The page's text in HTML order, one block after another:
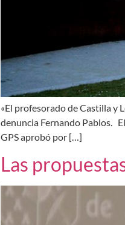
«El profesorado de Castilla y
denuncia Fernando Pablos.
GPS aprobó por […]
Las